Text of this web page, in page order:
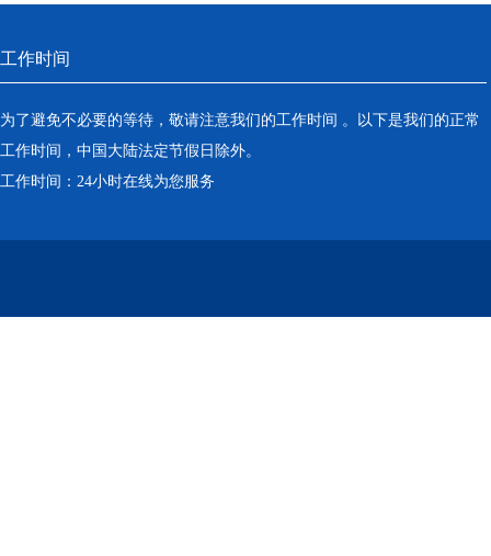
工作时间
为了避免不必要的等待，敬请注意我们的工作时间 。以下是我们的正常
工作时间，中国大陆法定节假日除外。
工作时间：24小时在线为您服务